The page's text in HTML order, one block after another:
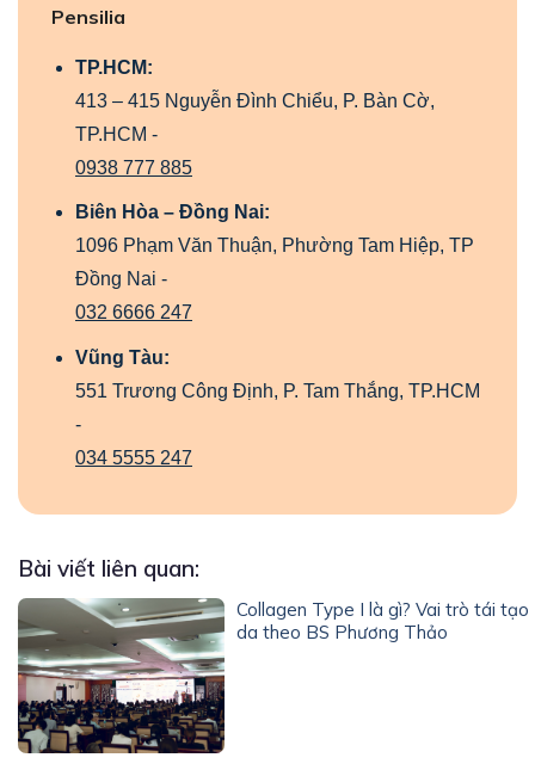
Pensilia
TP.HCM:
413 – 415 Nguyễn Đình Chiểu, P. Bàn Cờ,
TP.HCM -
0938 777 885
Biên Hòa – Đồng Nai:
1096 Phạm Văn Thuận, Phường Tam Hiệp, TP
Đồng Nai -
032 6666 247
Vũng Tàu:
551 Trương Công Định, P. Tam Thắng, TP.HCM
-
034 5555 247
Bài viết liên quan:
Collagen Type I là gì? Vai trò tái tạo
da theo BS Phương Thảo